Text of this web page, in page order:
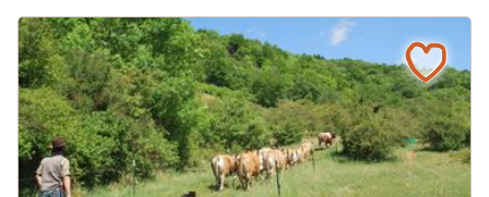
Naturmagazin: Warum die Berghexe Rinder braucht
Warum die Berghexe Rinder braucht